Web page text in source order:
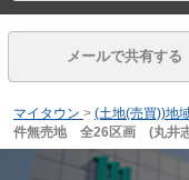
メールで共有する
マイタウン > (土地(売買))地
件無売地 全26区画 (丸井